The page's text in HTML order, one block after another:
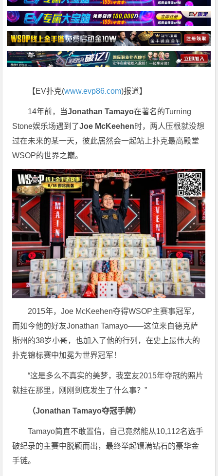
【EV扑克(www.evp86.com)报道】
14年前，当Jonathan Tamayo在著名的Turning
Stone娱乐场遇到了Joe McKeehen时，两人压根就没想
过在未来的某一天，彼此居然会一起站上扑克最高殿堂
WSOP的世界之巅。
2015年，Joe McKeehen夺得WSOP主赛事冠军，
而如今他的好友Jonathan Tamayo——这位来自德克萨
斯州的38岁小哥，也加入了他的行列，在史上最伟大的
扑克锦标赛中加冕为世界冠军！
“这是多么不真实的美梦，我室友2015年夺冠的照片
就挂在那里，刚刚到底发生了什么事？”
（Jonathan Tamayo夺冠手牌）
Tamayo简直不敢置信，自己竟然能从10,112名选手
破纪录的主赛中脱颖而出，最终举起镶满钻石的豪华金
手链。